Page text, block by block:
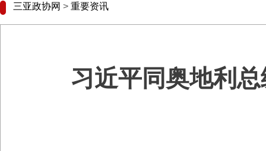
三亚政协网 > 重要资讯
习近平同奥地利